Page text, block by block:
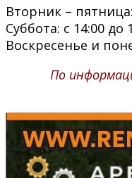
Вторник –
Суббота: с 14:00 до
Воскресенье и
По